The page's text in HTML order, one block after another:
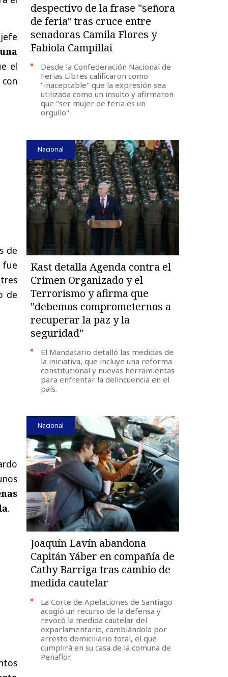
el
de
fue
de
.
despectivo de la frase "señora
de feria" tras cruce entre
senadoras Camila Flores y
Fabiola Campillai
Desde la Confederación Nacional de
Ferias Libres calificaron como
"inaceptable" que la expresión sea
utilizada como un insulto y afirmaron
que "ser mujer de feria es un
orgullo".
Nacional
Kast detalla Agenda contra el
Crimen Organizado y el
Terrorismo y afirma que
"debemos comprometernos a
recuperar la paz y la
seguridad"
El Mandatario detalló las medidas de
la iniciativa, que incluye una reforma
constitucional y nuevas herramientas
para enfrentar la delincuencia en el
país.
Nacional
Joaquín Lavín abandona
Capitán Yáber en compañía de
Cathy Barriga tras cambio de
medida cautelar
La Corte de Apelaciones de Santiago
acogió un recurso de la defensa y
revocó la medida cautelar del
exparlamentario, cambiándola por
arresto domiciliario total, el que
cumplirá en su casa de la comuna de
Peñaflor.